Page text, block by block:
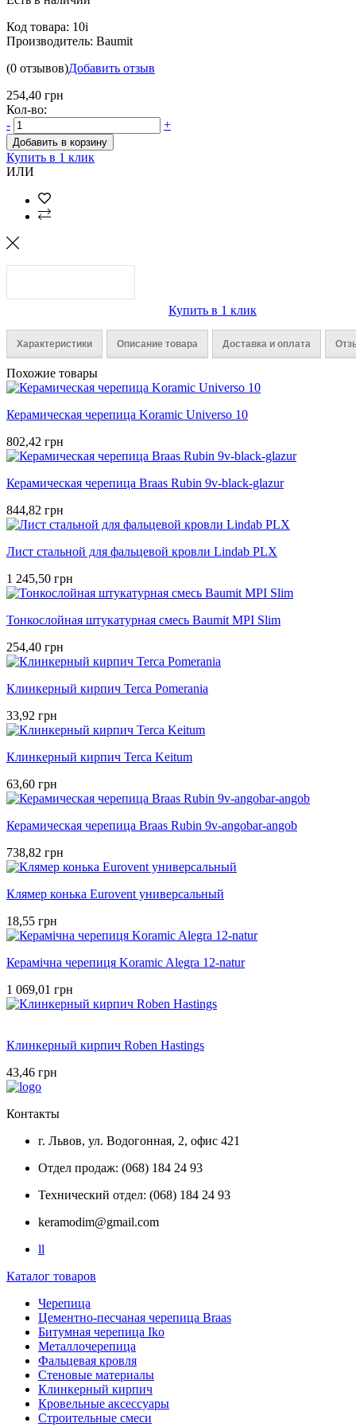
Код товара: 10i
Производитель: Baumit
(0 отзывов)Добавить отзыв
254,40 грн
Кол-во:
-
+
Добавить в корзину
Купить в 1 клик
ИЛИ
Купить в 1 клик
Характеристики Описание товара Доставка и оплата
Похожие товары
Керамическая черепица Koramic Universo 10
802,42 грн
Керамическая черепица Braas Rubin 9v-black-glazur
844,82 грн
Лист стальной для фальцевой кровли Lindab PLX
1 245,50 грн
Тонкослойная штукатурная смесь Baumit MPI Slim
254,40 грн
Клинкерный кирпич Terca Pomerania
33,92 грн
Клинкерный кирпич Terca Keitum
63,60 грн
Керамическая черепица Braas Rubin 9v-angobar-angob
738,82 грн
Клямер конька Eurovent универсальный
18,55 грн
Керамічна черепиця Koramic Alegra 12-natur
1 069,01 грн
Клинкерный кирпич Roben Hastings
43,46 грн
Контакты
г. Львов, ул. Водогонная, 2, офис 421
Отдел продаж: (068) 184 24 93
Технический отдел: (068) 184 24 93
keramodim@gmail.com
ll
Каталог товаров
Черепица
Цементно-песчаная черепица Braas
Битумная черепица Iko
Металлочерепица
Фальцевая кровля
Стеновые материалы
Клинкерный кирпич
Кровельные аксессуары
Строительные смеси